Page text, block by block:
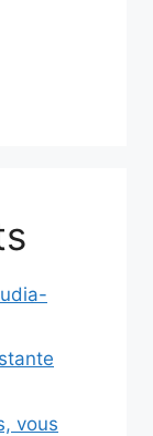
vous